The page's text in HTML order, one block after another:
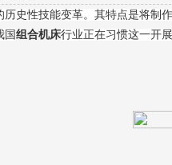
史性技能变革。其特点是将制
国 组合机床行业正在习惯这一开